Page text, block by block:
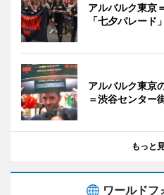
アルバルク東京
「七夕パレード」
アルバルク東京
＝渋谷センター
もっと
ワールドフ